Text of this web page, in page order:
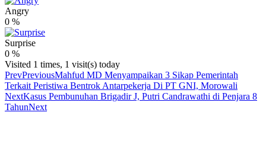
Angry
0 %
Surprise
0 %
Visited 1 times, 1 visit(s) today
PrevPreviousMahfud MD Menyampaikan 3 Sikap Pemerintah
Terkait Peristiwa Bentrok Antarpekerja Di PT GNI, Morowali
NextKasus Pembunuhan Brigadir J, Putri Candrawathi di Penjara 8
TahunNext